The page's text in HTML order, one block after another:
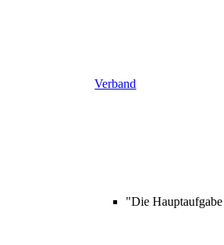
Verband
"Die Hauptaufgabe